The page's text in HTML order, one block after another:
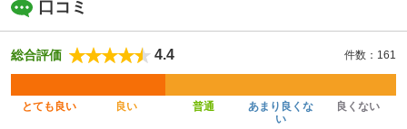
口コミ
総合評価 4.4 件数：161
とても良い 良い 普通
あまり良くな
い
良くない